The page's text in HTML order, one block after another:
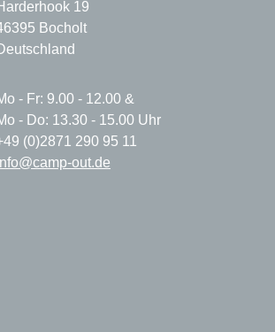
19
Bocholt
- Fr: 9.00 - 12.00 &
- Do: 13.30 - 15.00 Uhr
(0)2871 290 95 11
out.de